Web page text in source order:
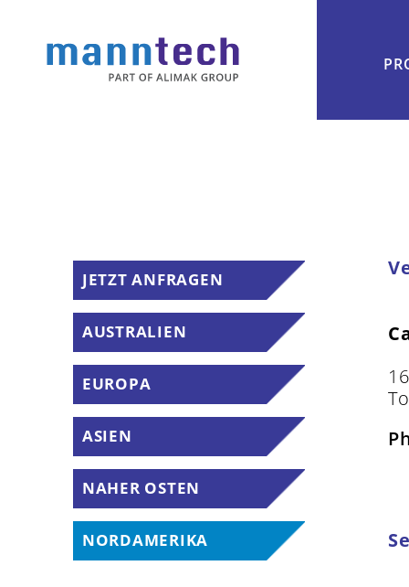
JETZT ANFRAGEN
AUSTRALIEN
EUROPA
ASIEN
NAHER OSTEN
NORDAMERIKA